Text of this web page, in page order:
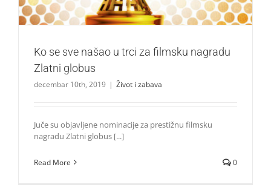
Ko se sve našao u trci za filmsku nagradu
Zlatni globus
decembar 10th, 2019 | Život i zabava
Juče su objavljene nominacije za prestižnu filmsku
nagradu Zlatni globus [...]
Read More 0